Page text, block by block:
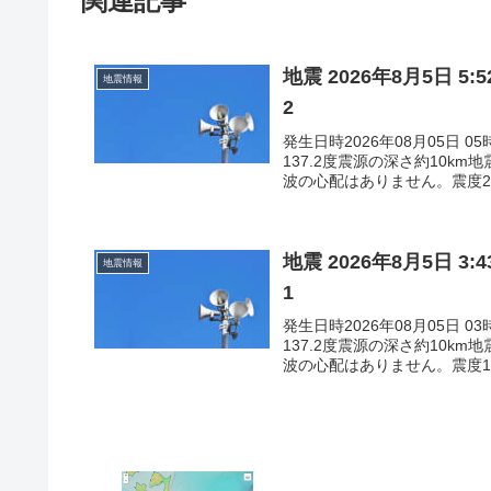
地震情報
地震 2026年8月5日
2
発生日時2026年08月05日 05
137.2度震源の深さ約10km地
波の心配はありません。震度
地震情報
地震 2026年8月5日
1
発生日時2026年08月05日 03
137.2度震源の深さ約10km地
波の心配はありません。震度